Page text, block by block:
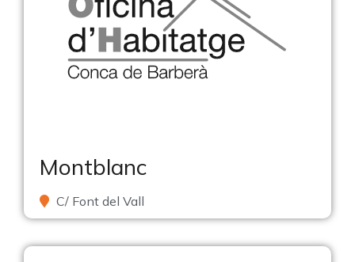
Montblanc
C/ Font del Vall